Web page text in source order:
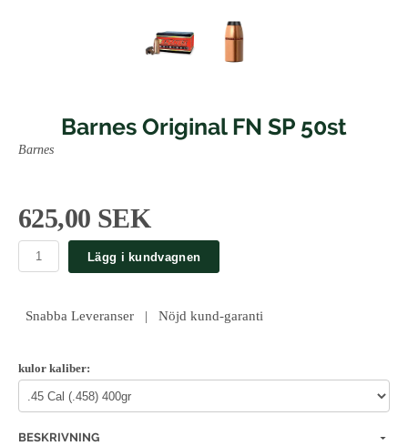
Barnes Original FN SP 50st
Barnes
625,00 SEK
Lägg i kundvagnen
Snabba Leveranser | Nöjd kund-garanti
kulor kaliber:
BESKRIVNING